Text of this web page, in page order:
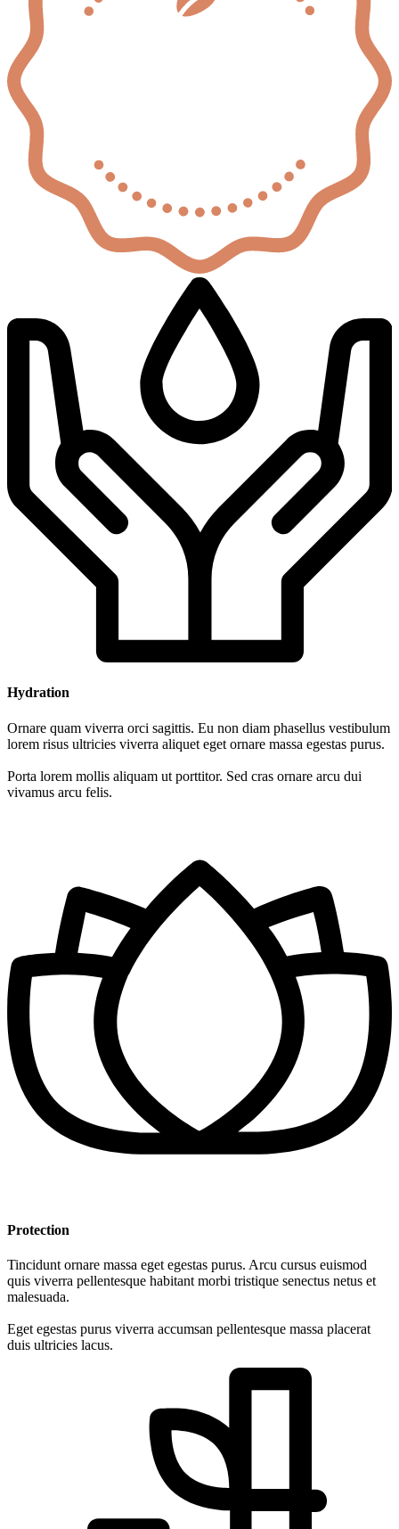
Hydration
Ornare quam viverra orci sagittis. Eu non diam phasellus vestibulum
lorem risus ultricies viverra aliquet eget ornare massa egestas purus.
Porta lorem mollis aliquam ut porttitor. Sed cras ornare arcu dui
vivamus arcu felis.
Protection
Tincidunt ornare massa eget egestas purus. Arcu cursus euismod
quis viverra pellentesque habitant morbi tristique senectus netus et
malesuada.
Eget egestas purus viverra accumsan pellentesque massa placerat
duis ultricies lacus.